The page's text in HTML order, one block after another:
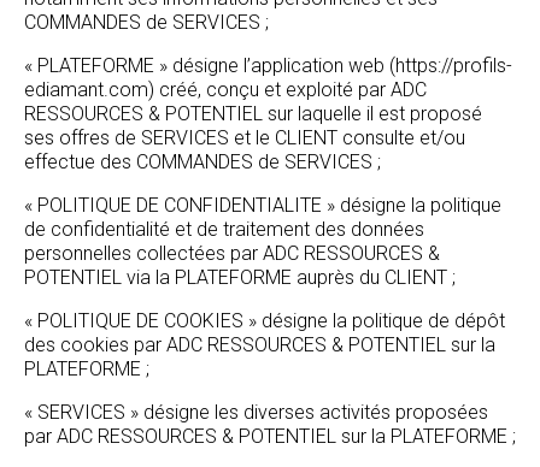
COMMANDES de SERVICES ;
« PLATEFORME » désigne l’application web (https://profils-
ediamant.com) créé, conçu et exploité par ADC
RESSOURCES & POTENTIEL sur laquelle il est proposé
ses offres de SERVICES et le CLIENT consulte et/ou
effectue des COMMANDES de SERVICES ;
« POLITIQUE DE CONFIDENTIALITE » désigne la politique
de confidentialité et de traitement des données
personnelles collectées par ADC RESSOURCES &
POTENTIEL via la PLATEFORME auprès du CLIENT ;
« POLITIQUE DE COOKIES » désigne la politique de dépôt
des cookies par ADC RESSOURCES & POTENTIEL sur la
PLATEFORME ;
« SERVICES » désigne les diverses activités proposées
par ADC RESSOURCES & POTENTIEL sur la PLATEFORME ;